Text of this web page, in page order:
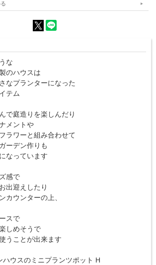
な
のハウスは
なプランターになった
テム
で庭造りを楽しんだり
メントや
ラワーと組み合わせて
ーデン作りも
なっています
感で
出迎えしたり
カウンターの上、
スで
しめそうで
うことが出来ます
ハウスのミニプランツポット H